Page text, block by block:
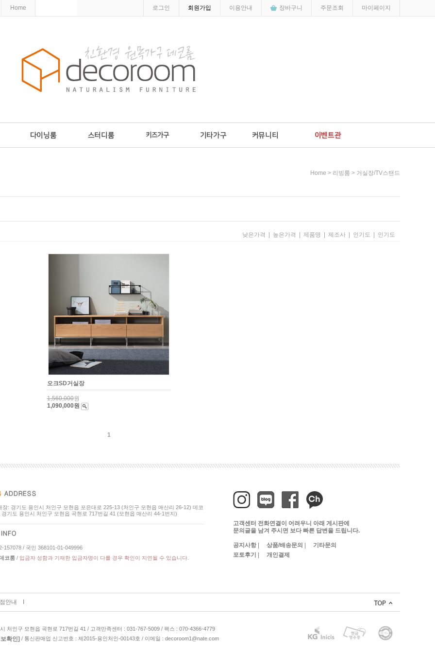
Home 로그인 회원가입 이용안내 장바구니 주문조회 마이페이지
Home > 리빙룸 > 거실장/TV스탠드
낮은가격 높은가격 제품명 제조사 인기도 인기도
오크SD거실장
1,560,000원
1,090,000원
1
장: 경기도 용인시 처인구 모현읍 포은대로 225-13 (처인구 모현읍 매산리 26-12) 데코
경기도 용인시 처인구 모현읍 곡현로 717번길 41 (모현읍 매산리 44-1번지)
157078 / 국민 368101-01-049996
코룸 / 입금자 성함과 기재한 입금자명이 다를 경우 확인이 지연될 수 있습니다.
고객센터 전화연결이 어려우니 아래 게시판에
문의글을 남겨 주시면 보다 빠른 답변을 드립니다.
공지사항 상품/배송문의
기타문의
포토후기
개인결제
안내
처인구 모현읍 곡현로 717번길 41 / 고객만족센터 : 031-767-5009 / 팩스 : 070-4366-4779
확인] / 통신판매업 신고번호 : 제2015-용인처인-00143호 / 이메일 : decoroom1@nate.com